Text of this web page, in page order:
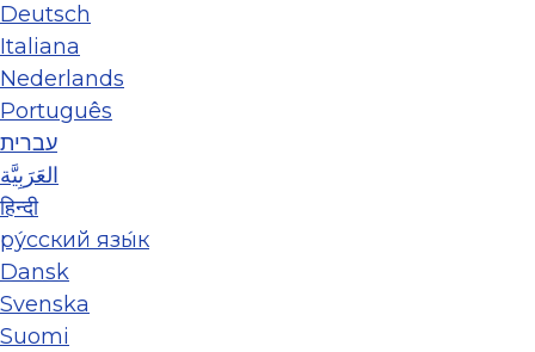
Deutsch
Italiana
Nederlands
Português
עברית
العَرَبِيَّة
हिन्दी
ру́сский язы́к
Dansk
Svenska
Suomi